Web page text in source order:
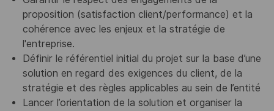
proposition (satisfaction client/performance) et la
cohérence avec les enjeux et la stratégie de
l'entreprise.
Définir le référentiel initial du projet sur la base d’une
solution en regard des exigences du client, de la
stratégie et des règles applicables au sein de l’entité
Lancer l’orientation de la solution et organiser la